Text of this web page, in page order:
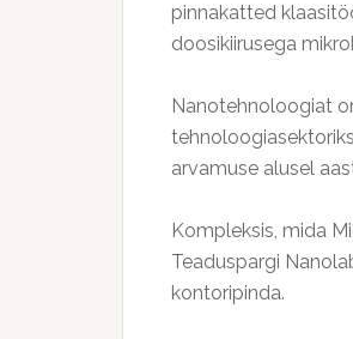
pinnakatted
doosikiirusega
Nanotehnoloogiat
arvamuse alusel
Kompleksis, mida
Teaduspargi
kontoripinda.